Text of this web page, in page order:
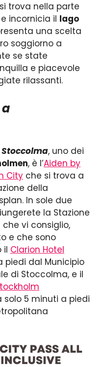
si trova nella parte
incornicia il lago
una scelta
soggiorno a
se state
e piacevole
rilassanti.
, uno dei
, è l’Aiden by
City che si trova a
della
In sole due
la Stazione
vi consiglio,
e che sono
il Clarion Hotel
piedi dal Municipio
di Stoccolma, e il
solo 5 minuti a piedi